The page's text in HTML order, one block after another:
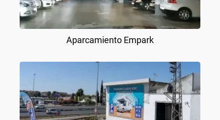
Aparcamiento Empark